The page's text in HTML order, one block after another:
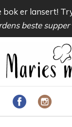
bok er lansert!
beste supper